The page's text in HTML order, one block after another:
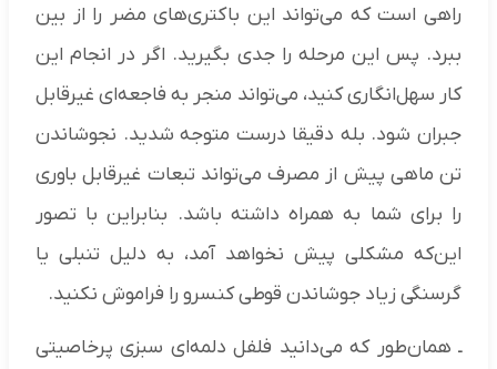
راهی است که می‌تواند این باکتری‌های مضر را از بین
ببرد. پس این مرحله را جدی بگیرید. اگر در انجام این
کار سهل‌انگاری کنید، می‌تواند منجر به فاجعه‌ای غیرقابل
جبران شود. بله دقیقا درست متوجه شدید. نجوشاندن
تن ماهی پیش از مصرف می‌تواند تبعات غیرقابل باوری
را برای شما به همراه داشته باشد. بنابراین با تصور
این‌که مشکلی پیش نخواهد آمد، به دلیل تنبلی یا
گرسنگی زیاد جوشاندن قوطی کنسرو را فراموش نکنید.
ـ همان‌طور که می‌دانید فلفل دلمه‌ای سبزی پرخاصیتی